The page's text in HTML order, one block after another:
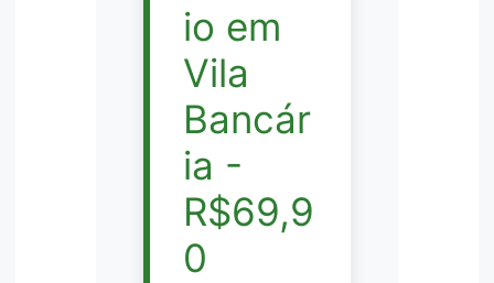
io em
Vila
Bancár
ia -
R$69,9
0